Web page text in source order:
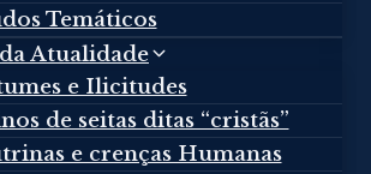
Temáticos
Atualidade
e Ilicitudes
de seitas ditas “cristãs”
e crenças Humanas